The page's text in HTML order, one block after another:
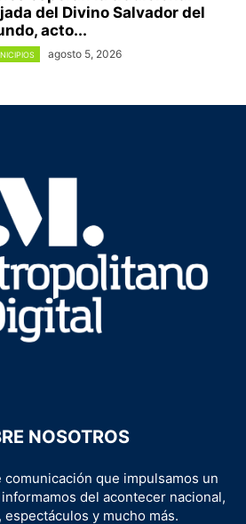
del Divino Salvador del
acto...
agosto 5, 2026
NOSOTROS
comunicación que impulsamos un
del acontecer nacional,
y mucho más.